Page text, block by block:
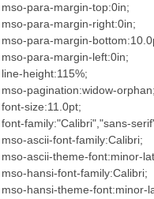
mso-para-margin-top:0in;
mso-para-margin-right:0in;
mso-para-margin-
mso-para-margin-left:0in;
line-height:115%;
mso-pagination:widow-
font-size:11.0pt;
font-family:"Calibri","sans-
mso-ascii-font-family:Calibri;
mso-ascii-theme-font:minor-
mso-hansi-font-family:Calibri;
mso-hansi-theme-font:minor-